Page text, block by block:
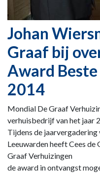
Johan
Graaf bij
Award
2014
Mondial De Graaf
verhuisbedrijf van het jaar
Tijdens de
Leeuwarden heeft Cees
Graaf Verhuizingen
de award in ontvangst